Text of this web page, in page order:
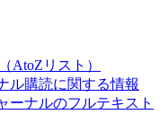
AtoZリスト）
ル購読に関する情報
ーナルのフルテキスト